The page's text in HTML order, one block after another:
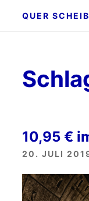
InhaltQUER
10,95 €
20. JULI